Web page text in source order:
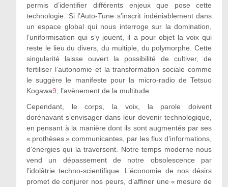
permis d’identifier différents enjeux que pose cette
technologie. Si l’Auto-Tune s’inscrit indéniablement dans
un espace global qui nous interroge sur la domination,
l’uniformisation qui s’y jouent, il a pour objet la voix qui
reste le lieu du divers, du multiple, du polymorphe. Cette
singularité laisse ouvert la possibilité de cultiver, de
fertiliser l’autonomie et la transformation sociale comme
le suggère le manifeste pour la micro-radio de Tetsuo
Kogawa9 , l’avènement de la multitude.
Cependant, le corps, la voix, la parole doivent
dorénavant s’envisager dans leur devenir technologique,
en pensant à la manière dont ils sont augmentés par ses
« prothèses » communicantes, par les flux d’informations,
d’énergies qui la traversent. Notre temps moderne nous
vend un dépassement de notre obsolescence par
l’idolâtrie techno-scientifique. L’économie de nos désirs
promet de conjurer nos peurs, d’affiner une « mesure de